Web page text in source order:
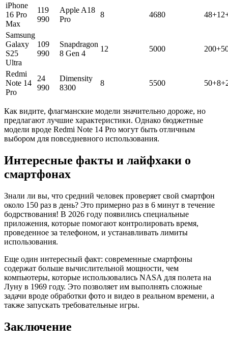
iPhone
16 Pro
Max
119
990
Apple A18
Pro
8 4680
Samsung
Galaxy
S25
Ultra
109
990
Snapdragon
8 Gen 4
12 5000
Redmi
Note 14
Pro
24
990
Dimensity
8300
8 5500
Как видите, флагманские модели значительно дороже, но
предлагают лучшие характеристики. Однако бюджетные
модели вроде Redmi Note 14 Pro могут быть отличным
выбором для повседневного использования.
Интересные факты и лайфхаки о
смартфонах
Знали ли вы, что средний человек проверяет свой смартфон
около 150 раз в день? Это примерно раз в 6 минут в течение
бодрствования! В 2026 году появились специальные
приложения, которые помогают контролировать время,
проведенное за телефоном, и устанавливать лимиты
использования.
Еще один интересный факт: современные смартфоны
содержат больше вычислительной мощности, чем
компьютеры, которые использовались NASA для полета на
Луну в 1969 году. Это позволяет им выполнять сложные
задачи вроде обработки фото и видео в реальном времени, а
также запускать требовательные игры.
Заключение